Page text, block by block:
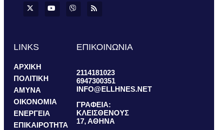
LINKS
ΑΡΧΙΚΗ
ΠΟΛΙΤΙΚΗ
ΑΜΥΝΑ
ΟΙΚΟΝΟΜΙΑ
ΕΝΕΡΓΕΙΑ
ΕΠΙΚΑΙΡΟΤΗΤΑ
ΕΠΙΚΟΙΝΩΝΙΑ
2114181023
6947300351
INFO@ELLHNES.NET
ΓΡΑΦΕΙΑ:
ΚΛΕΙΣΘΕΝΟΥΣ
17, ΑΘΗΝΑ